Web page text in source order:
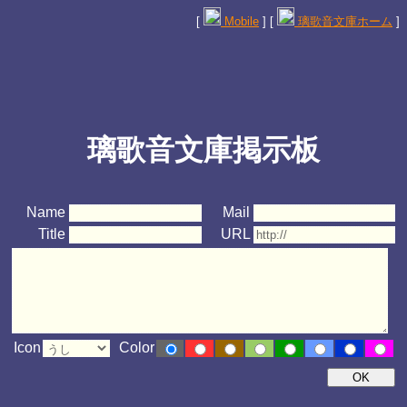
[ Mobile ] [ 璃歌音文庫ホーム ]
璃歌音文庫掲示板
Name
Mail
Title
URL
Icon Color